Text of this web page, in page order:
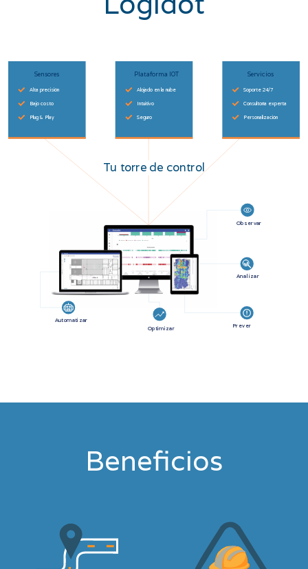
Automatizar
Optimizar
Prever
Analizar
Observar
Sensores
Alta precisión
Bajo costo
Plug & Play
Plataforma IOT
Alojado en la nube
Intuitivo
Seguro
Servicios
Soporte 24/7
Consultoría experta
Personalización
Tu torre de control
Beneficios